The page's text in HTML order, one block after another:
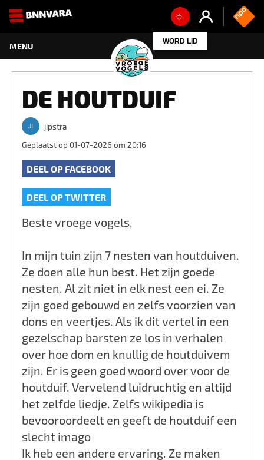
WORD LID
DE HOUTDUIF
jipstra
Geplaatst op 01-07-2026 om 20:16
DEEL OP FACEBOOK
DEEL OP TWITTER
Beste vroege vogels,
In mijn tuin zijn 7 nesten van houtduiven.
Ze doen alle hun best. Het zijn goede
nesten. Al zit niet in elk nest een ei. Ze
zijn goed gebouwd en zelfs voorzien van
dons en veertjes. Als ik dit vertel in een
gezelschap barsten ze los in verhalen
over hoe dom en knullig de houtduivem
zijn. Er is geen goed woord over voor de
houtduif. Vervelend luidruchtig en altijd
het zelfde liedje. Zelfs wikipedia is
bevooroordeelt en geeft de houtduif een
slecht imago
Ik heb een andere ervaring. Ze maken